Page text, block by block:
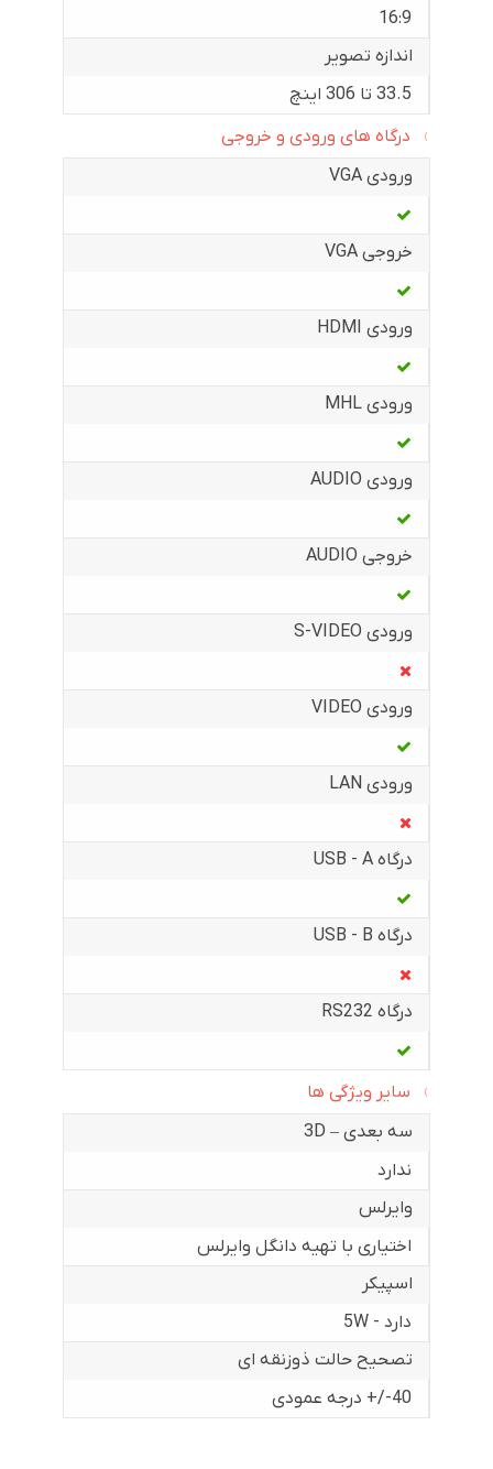
16:9
اندازه تصویر
33.5 تا 306 اینچ
درگاه های ورودی و خروجی
ورودی VGA
خروجی VGA
ورودی HDMI
ورودی MHL
ورودی AUDIO
خروجی AUDIO
ورودی S-VIDEO
ورودی VIDEO
ورودی LAN
درگاه USB - A
درگاه USB - B
درگاه RS232
سایر ویژگی ها
سه بعدی – 3D
ندارد
وایرلس
اختیاری با تهیه دانگل وایرلس
اسپیکر
دارد - 5W
تصحیح حالت ذوزنقه ای
40-/+ درجه عمودی